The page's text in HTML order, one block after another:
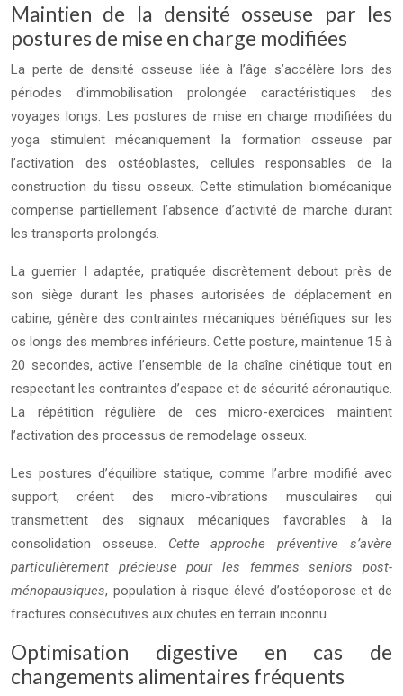
Maintien de la densité osseuse par les
postures de mise en charge modifiées
La perte de densité osseuse liée à l’âge s’accélère lors des
périodes d’immobilisation prolongée caractéristiques des
voyages longs. Les postures de mise en charge modifiées du
yoga stimulent mécaniquement la formation osseuse par
l’activation des ostéoblastes, cellules responsables de la
construction du tissu osseux. Cette stimulation biomécanique
compense partiellement l’absence d’activité de marche durant
les transports prolongés.
La guerrier I adaptée, pratiquée discrètement debout près de
son siège durant les phases autorisées de déplacement en
cabine, génère des contraintes mécaniques bénéfiques sur les
os longs des membres inférieurs. Cette posture, maintenue 15 à
20 secondes, active l’ensemble de la chaîne cinétique tout en
respectant les contraintes d’espace et de sécurité aéronautique.
La répétition régulière de ces micro-exercices maintient
l’activation des processus de remodelage osseux.
Les postures d’équilibre statique, comme l’arbre modifié avec
support, créent des micro-vibrations musculaires qui
transmettent des signaux mécaniques favorables à la
consolidation osseuse. Cette approche préventive s’avère
particulièrement précieuse pour les femmes seniors post-
ménopausiques, population à risque élevé d’ostéoporose et de
fractures consécutives aux chutes en terrain inconnu.
Optimisation digestive en cas de
changements alimentaires fréquents